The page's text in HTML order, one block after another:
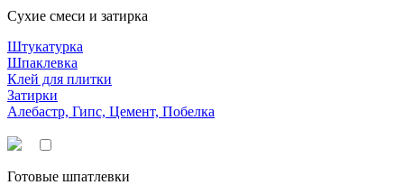
Сухие смеси и затирка
Штукатурка
Шпаклевка
Клей для плитки
Затирки
Алебастр, Гипс, Цемент, Побелка
Готовые шпатлевки